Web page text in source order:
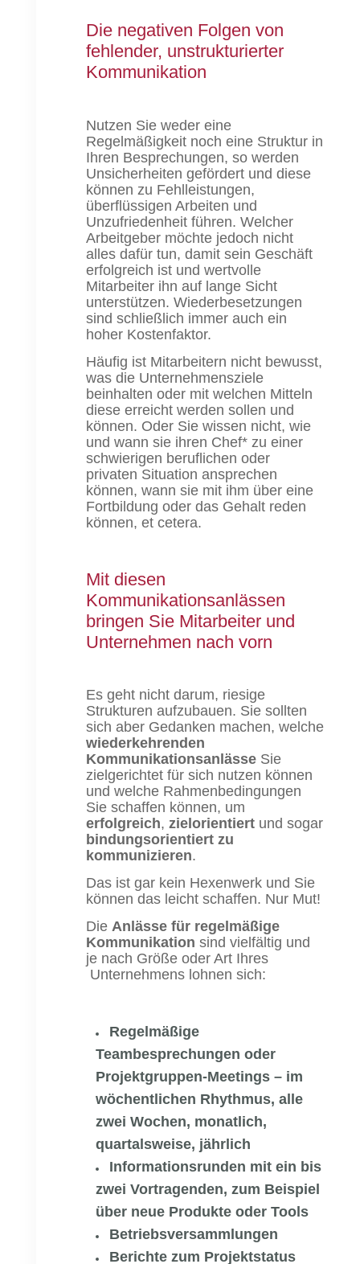
Die negativen Folgen von
fehlender, unstrukturierter
Kommunikation
Nutzen Sie weder eine
Regelmäßigkeit noch eine Struktur in
Ihren Besprechungen, so werden
Unsicherheiten gefördert und diese
können zu Fehlleistungen,
überflüssigen Arbeiten und
Unzufriedenheit führen. Welcher
Arbeitgeber möchte jedoch nicht
alles dafür tun, damit sein Geschäft
erfolgreich ist und wertvolle
Mitarbeiter ihn auf lange Sicht
unterstützen. Wiederbesetzungen
sind schließlich immer auch ein
hoher Kostenfaktor.
Häufig ist Mitarbeitern nicht bewusst,
was die Unternehmensziele
beinhalten oder mit welchen Mitteln
diese erreicht werden sollen und
können. Oder Sie wissen nicht, wie
und wann sie ihren Chef* zu einer
schwierigen beruflichen oder
privaten Situation ansprechen
können, wann sie mit ihm über eine
Fortbildung oder das Gehalt reden
können, et cetera.
Mit diesen
Kommunikationsanlässen
bringen Sie Mitarbeiter und
Unternehmen nach vorn
Es geht nicht darum, riesige
Strukturen aufzubauen. Sie sollten
sich aber Gedanken machen, welche
wiederkehrenden
Kommunikationsanlässe Sie
zielgerichtet für sich nutzen können
und welche Rahmenbedingungen
Sie schaffen können, um
erfolgreich, zielorientiert und sogar
bindungsorientiert zu
kommunizieren.
Das ist gar kein Hexenwerk und Sie
können das leicht schaffen. Nur Mut!
Die Anlässe für regelmäßige
Kommunikation sind vielfältig und
je nach Größe oder Art Ihres
Unternehmens lohnen sich:
Regelmäßige
Teambesprechungen oder
Projektgruppen-Meetings – im
wöchentlichen Rhythmus, alle
zwei Wochen, monatlich,
quartalsweise, jährlich
Informationsrunden mit ein bis
zwei Vortragenden, zum Beispiel
über neue Produkte oder Tools
Betriebsversammlungen
Berichte zum Projektstatus